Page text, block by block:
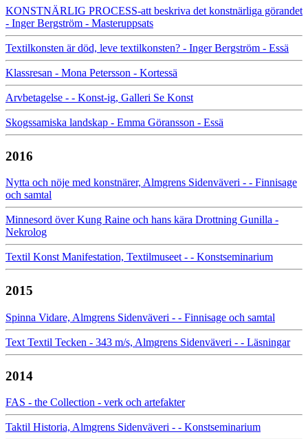
KONSTNÄRLIG PROCESS-att beskriva det konstnärliga görandet
- Inger Bergström - Masteruppsats
Textilkonsten är död, leve textilkonsten? - Inger Bergström - Essä
Klassresan - Mona Petersson - Kortessä
Arvbetagelse - - Konst-ig, Galleri Se Konst
Skogssamiska landskap - Emma Göransson - Essä
2016
Nytta och nöje med konstnärer, Almgrens Sidenväveri - - Finnisage
och samtal
Minnesord över Kung Raine och hans kära Drottning Gunilla -
Nekrolog
Textil Konst Manifestation, Textilmuseet - - Konstseminarium
2015
Spinna Vidare, Almgrens Sidenväveri - - Finnisage och samtal
Text Textil Tecken - 343 m/s, Almgrens Sidenväveri - - Läsningar
2014
FAS - the Collection - verk och artefakter
Taktil Historia, Almgrens Sidenväveri - - Konstseminarium